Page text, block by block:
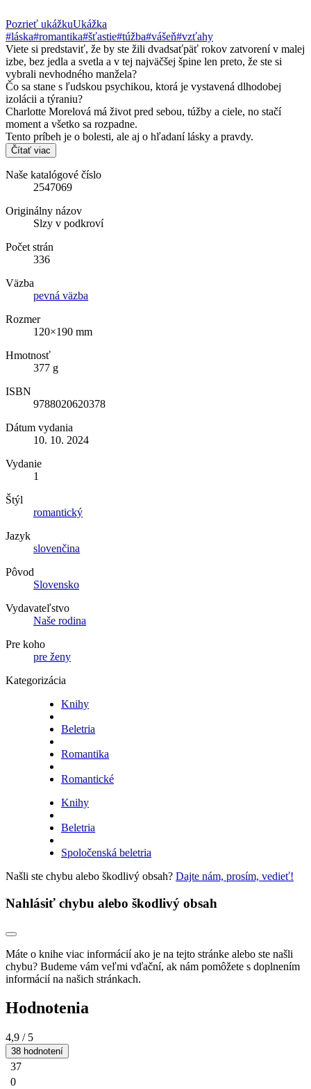
Pozrieť ukážkuUkážka
#láska#romantika#šťastie#túžba#vášeň#vzťahy
Viete si predstaviť, že by ste žili dvadsaťpäť rokov zatvorení v malej
izbe, bez jedla a svetla a v tej najväčšej špine len preto, že ste si
vybrali nevhodného manžela?
Čo sa stane s ľudskou psychikou, ktorá je vystavená dlhodobej
izolácii a týraniu?
Charlotte Morelová má život pred sebou, túžby a ciele, no stačí
moment a všetko sa rozpadne.
Tento príbeh je o bolesti, ale aj o hľadaní lásky a pravdy.
Čítať viac
Naše katalógové číslo
2547069
Originálny názov
Slzy v podkroví
Počet strán
336
Väzba
pevná väzba
Rozmer
120×190 mm
Hmotnosť
377 g
ISBN
9788020620378
Dátum vydania
10. 10. 2024
Vydanie
1
Štýl
romantický
Jazyk
slovenčina
Pôvod
Slovensko
Vydavateľstvo
Naše rodina
Pre koho
pre ženy
Kategorizácia
Knihy
Beletria
Romantika
Romantické
Knihy
Beletria
Spoločenská beletria
Našli ste chybu alebo škodlivý obsah? Dajte nám, prosím, vedieť!
Nahlásiť chybu alebo škodlivý obsah
Máte o knihe viac informácií ako je na tejto stránke alebo ste našli
chybu? Budeme vám veľmi vďační, ak nám pomôžete s doplnením
informácií na našich stránkach.
Hodnotenia
4,9 / 5
38 hodnotení
37
0